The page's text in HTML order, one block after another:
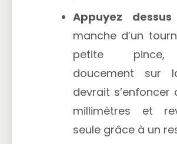
Appuyez dessus
manche d’un
petite pince,
doucement sur
devrait s’enfoncer
millimètres et
seule grâce à un